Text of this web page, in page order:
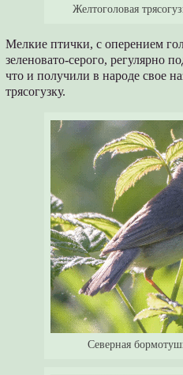
Желтоголовая
Мелкие птички, с оперением
зеленовато-серого, регулярно
что и получили в народе свое
трясогузку.
Северная